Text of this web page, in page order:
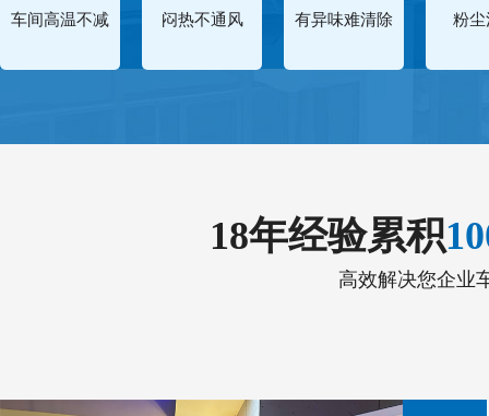
车间高温不减 闷热不通风 有异味难清除 粉尘
18年经验累积
高效解决您企业